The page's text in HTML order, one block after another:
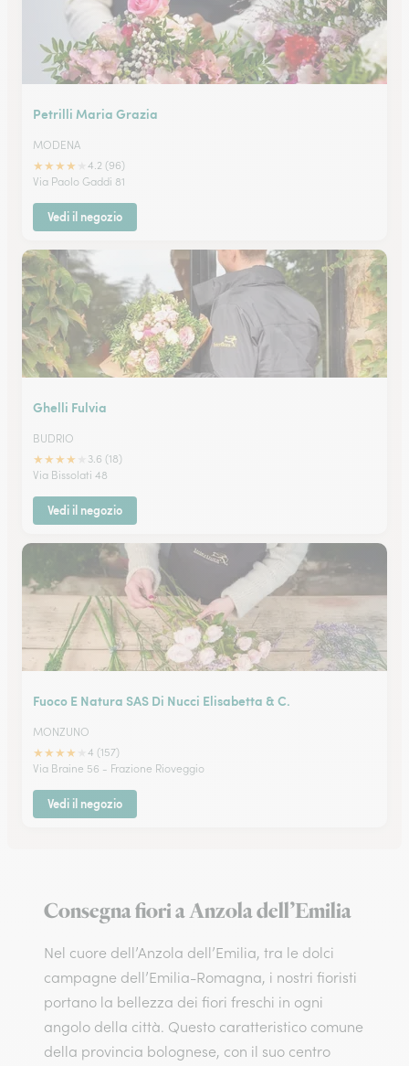
Petrilli Maria Grazia
MODENA
★★★★
4.2 (96)
Via Paolo Gaddi 81
Vedi il negozio
Ghelli Fulvia
BUDRIO
★★★★
3.6 (18)
Via Bissolati 48
Vedi il negozio
Fuoco E Natura SAS Di Nucci Elisabetta & C.
MONZUNO
★★★★
4 (157)
Via Braine 56 - Frazione Rioveggio
Vedi il negozio
Consegna fiori a Anzola dell’Emilia
Nel cuore dell’Anzola dell’Emilia, tra le dolci
campagne dell’Emilia-Romagna, i nostri fioristi
portano la bellezza dei fiori freschi in ogni
angolo della città. Questo caratteristico comune
della provincia bolognese, con il suo centro